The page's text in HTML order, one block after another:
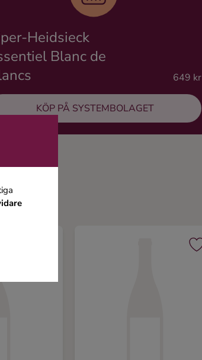
Heidsieck
Blanc de
649 kr
KÖP PÅ SYSTEMBOLAGET